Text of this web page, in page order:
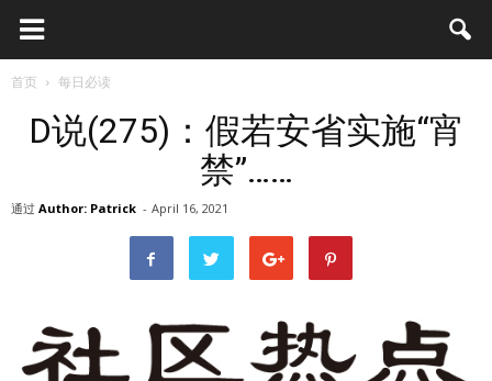
首页 每日必读
D说(275)：假若安省实施“宵
禁”……
通过 Author: Patrick - April 16, 2021